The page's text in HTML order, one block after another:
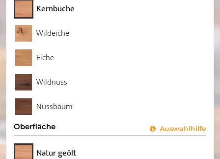
Kernbuche
Wildeiche
Eiche
Wildnuss
Nussbaum
Oberfläche Auswahlhilfe
Natur geölt